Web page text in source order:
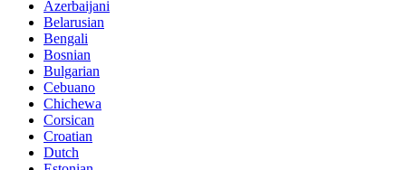
Azerbaijani
Belarusian
Bengali
Bosnian
Bulgarian
Cebuano
Chichewa
Corsican
Croatian
Dutch